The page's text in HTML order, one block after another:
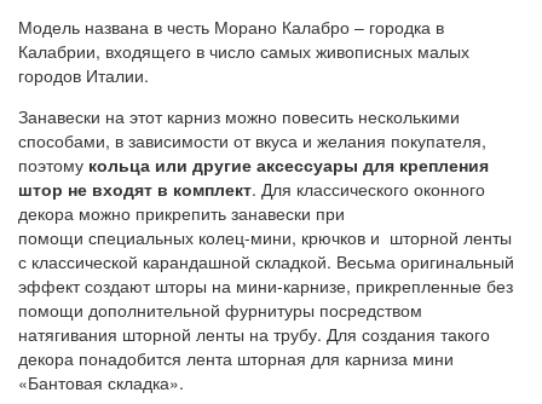
Модель названа в честь Морано Калабро – городка в
Калабрии, входящего в число самых живописных малых
городов Италии.
Занавески на этот карниз можно повесить несколькими
способами, в зависимости от вкуса и желания покупателя,
поэтому кольца или другие аксессуары для крепления
штор не входят в комплект. Для классического оконного
декора можно прикрепить занавески при
помощи специальных колец-мини, крючков и шторной ленты
с классической карандашной складкой. Весьма оригинальный
эффект создают шторы на мини-карнизе, прикрепленные без
помощи дополнительной фурнитуры посредством
натягивания шторной ленты на трубу. Для создания такого
декора понадобится лента шторная для карниза мини
«Бантовая складка».